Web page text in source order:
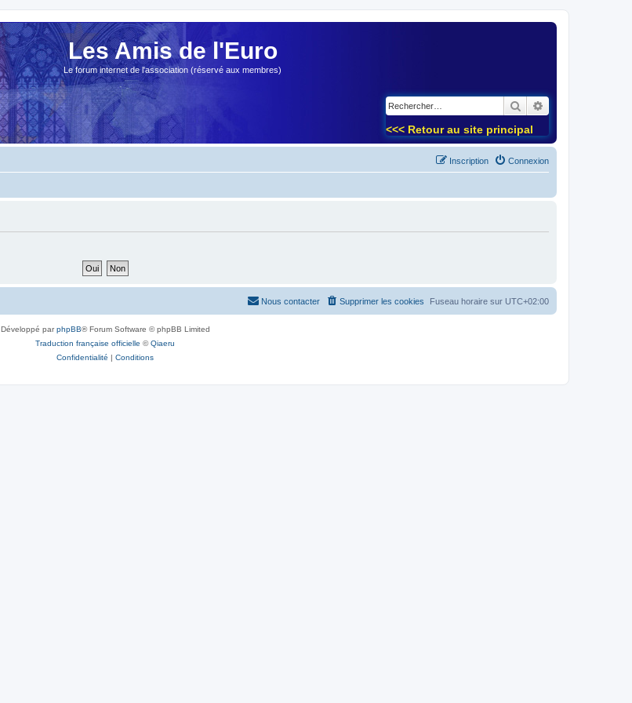
Les Amis de l'Euro
Le forum internet de l'association (réservé aux membres)
Rechercher
<<< Retour au site principal
Connexion
Inscription
Fuseau horaire sur UTC+02:00
Supprimer les cookies
Nous contacter
Développé parphpBB® Forum Software © phpBB Limited
Traduction française officielle ©Qiaeru
Confidentialité | Conditions